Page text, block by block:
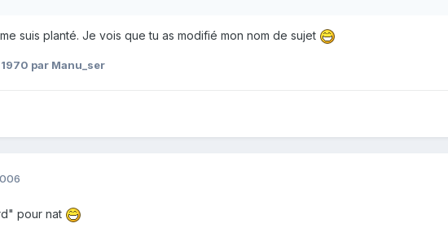
suis planté. Je vois que tu as modifié mon nom de sujet
par Manu_ser
pour nat